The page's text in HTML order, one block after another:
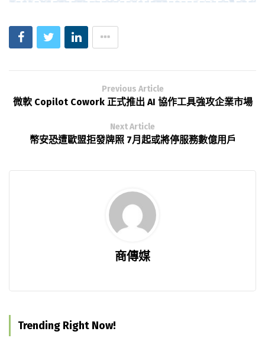
Previous Article
微軟 Copilot Cowork 正式推出 AI 協作工具強攻企業市場
Next Article
幣安恐遭歐盟拒發牌照 7月起或將停服務數億用戶
商傳媒
Trending Right Now!